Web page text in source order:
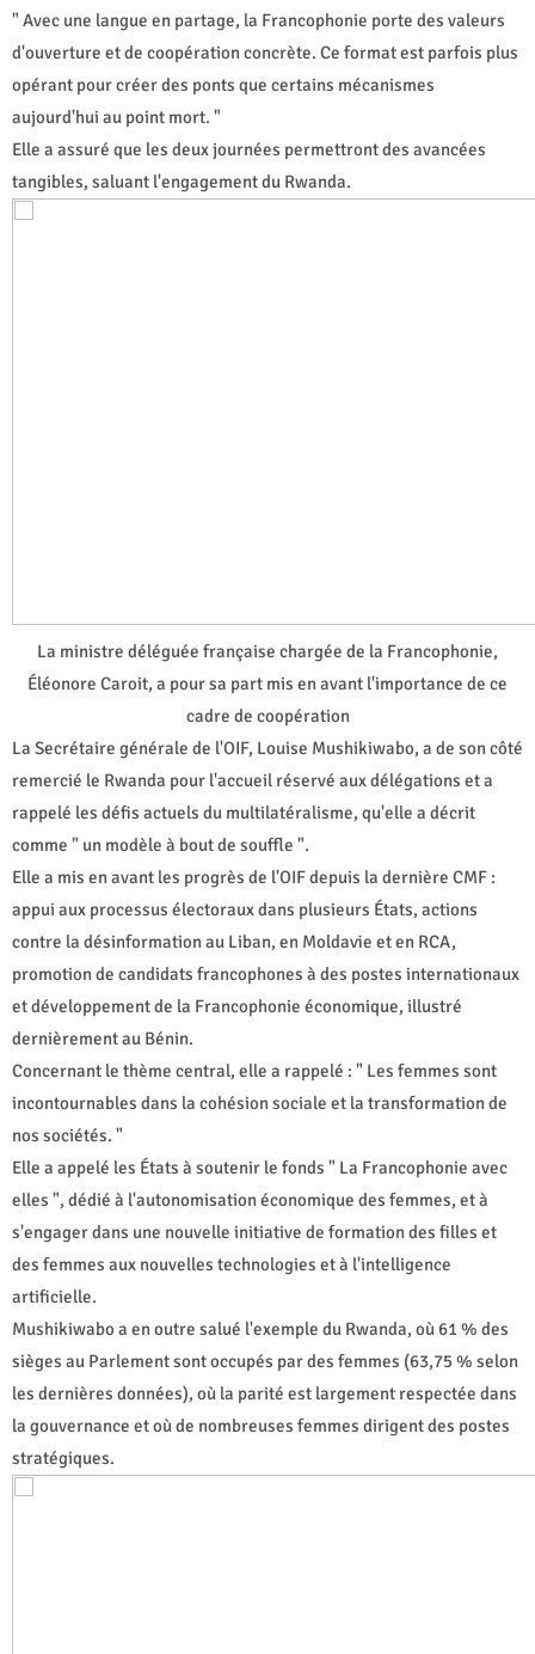
" Avec une langue en partage, la Francophonie porte des valeurs
d'ouverture et de coopération concrète. Ce format est parfois plus
opérant pour créer des ponts que certains mécanismes
aujourd'hui au point mort. "
Elle a assuré que les deux journées permettront des avancées
tangibles, saluant l'engagement du Rwanda.
La ministre déléguée française chargée de la Francophonie,
Éléonore Caroit, a pour sa part mis en avant l'importance de ce
cadre de coopération
La Secrétaire générale de l'OIF, Louise Mushikiwabo, a de son côté
remercié le Rwanda pour l'accueil réservé aux délégations et a
rappelé les défis actuels du multilatéralisme, qu'elle a décrit
comme " un modèle à bout de souffle ".
Elle a mis en avant les progrès de l'OIF depuis la dernière CMF :
appui aux processus électoraux dans plusieurs États, actions
contre la désinformation au Liban, en Moldavie et en RCA,
promotion de candidats francophones à des postes internationaux
et développement de la Francophonie économique, illustré
dernièrement au Bénin.
Concernant le thème central, elle a rappelé : " Les femmes sont
incontournables dans la cohésion sociale et la transformation de
nos sociétés. "
Elle a appelé les États à soutenir le fonds " La Francophonie avec
elles ", dédié à l'autonomisation économique des femmes, et à
s'engager dans une nouvelle initiative de formation des filles et
des femmes aux nouvelles technologies et à l'intelligence
artificielle.
Mushikiwabo a en outre salué l'exemple du Rwanda, où 61 % des
sièges au Parlement sont occupés par des femmes (63,75 % selon
les dernières données), où la parité est largement respectée dans
la gouvernance et où de nombreuses femmes dirigent des postes
stratégiques.